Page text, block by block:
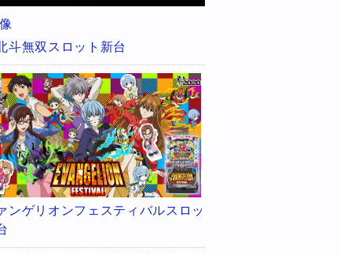
斗無双スロット新台
ンゲリオンフェスティバルスロッ